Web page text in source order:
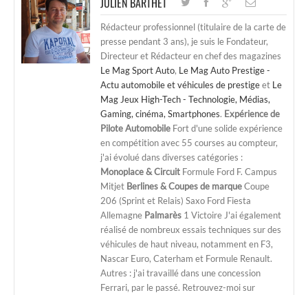
Rédacteur professionnel (titulaire de la carte de
presse pendant 3 ans), je suis le Fondateur,
Directeur et Rédacteur en chef des magazines
Le Mag Sport Auto, Le Mag Auto Prestige -
Actu automobile et véhicules de prestigeet Le
Mag Jeux High-Tech - Technologie, Médias,
Gaming, cinéma, Smartphones. Expérience de
Pilote Automobile Fort d'une solide expérience
en compétition avec 55 courses au compteur,
j'ai évolué dans diverses catégories :
Monoplace & Circuit Formule Ford F. Campus
Mitjet Berlines & Coupes de marqueCoupe
206 (Sprint et Relais) Saxo Ford Fiesta
Allemagne Palmarès 1 Victoire J'ai également
réalisé de nombreux essais techniques sur des
véhicules de haut niveau, notamment en F3,
Nascar Euro, Caterham et Formule Renault.
Autres : j'ai travaillé dans une concession
Ferrari, par le passé. Retrouvez-moi sur